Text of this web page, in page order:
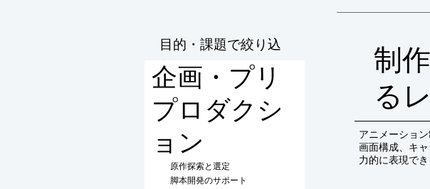
目的・課題で絞り込
む
企画・プリ
プロダクシ
ョン
原作探索と選定
脚本開発のサポート
制
る
アニメーショ
画面構成、キ
力的に表現で